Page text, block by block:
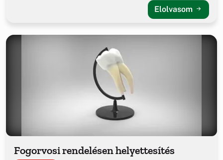
Elolvasom
Fogorvosi rendelésen helyettesítés